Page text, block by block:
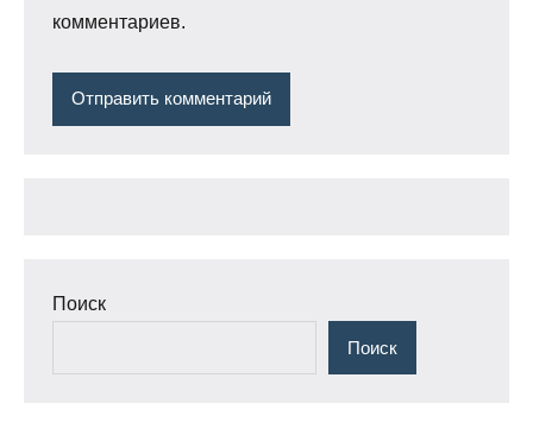
комментариев.
Поиск
Поиск